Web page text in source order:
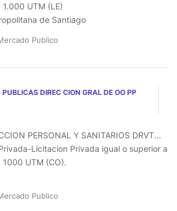
UTM (LE)
de Santiago
Publico
DIREC CION GRAL DE OO PP
PERSONAL Y SANITARIOS DRVT...
Licitacion Privada igual o superior a
UTM (CO).
Publico